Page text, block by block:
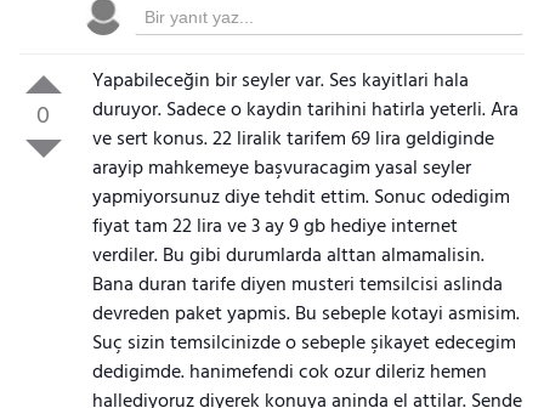
0
Yapabileceğin bir seyler var. Ses kayitlari hala
duruyor. Sadece o kaydin tarihini hatirla yeterli. Ara
ve sert konus. 22 liralik tarifem 69 lira geldiginde
arayip mahkemeye başvuracagim yasal seyler
yapmiyorsunuz diye tehdit ettim. Sonuc odedigim
fiyat tam 22 lira ve 3 ay 9 gb hediye internet
verdiler. Bu gibi durumlarda alttan almamalisin.
Bana duran tarife diyen musteri temsilcisi aslinda
devreden paket yapmis. Bu sebeple kotayi asmisim.
Suç sizin temsilcinizde o sebeple şikayet edecegim
dedigimde. hanimefendi cok ozur dileriz hemen